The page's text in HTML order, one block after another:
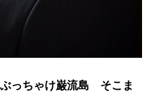
ぶっちゃけ巌流島 そこま